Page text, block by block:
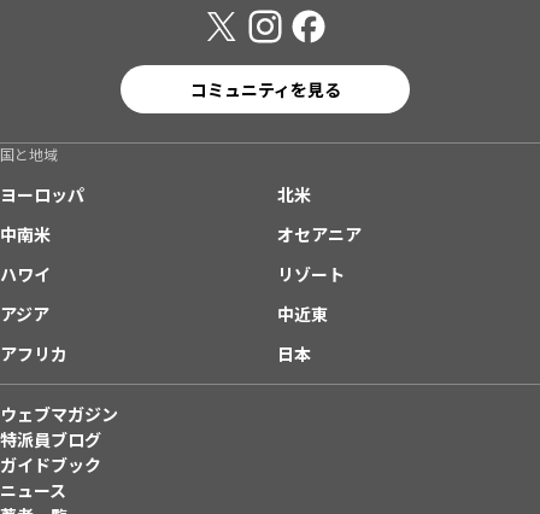
コミュニティを見る
国と地域
ヨーロッパ
北米
中南米
オセアニア
ハワイ
リゾート
アジア
中近東
アフリカ
日本
ウェブマガジン
特派員ブログ
ガイドブック
ニュース